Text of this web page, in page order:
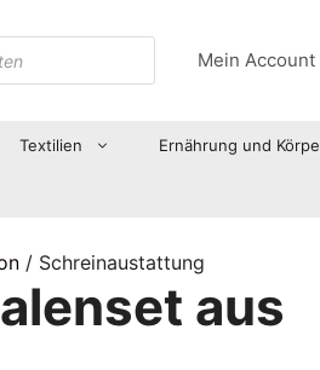
Mein Account
Textilien Ernährung und
/ Schreinaustattung
aus